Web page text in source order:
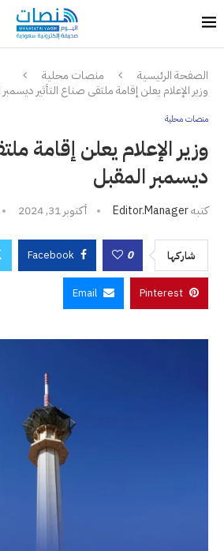
الصفحة الرئيسية
منصات محلية
وزير الإعلام يعلن إقامة ملتقى صناع التأثير
منصات محلية
وزير الإعلام يعلن إقامة
ديسمبر المقبل
كتبهEditor.manager أكتوبر 31, 2024
شاركها 0
Facebook
Pinterest
Email